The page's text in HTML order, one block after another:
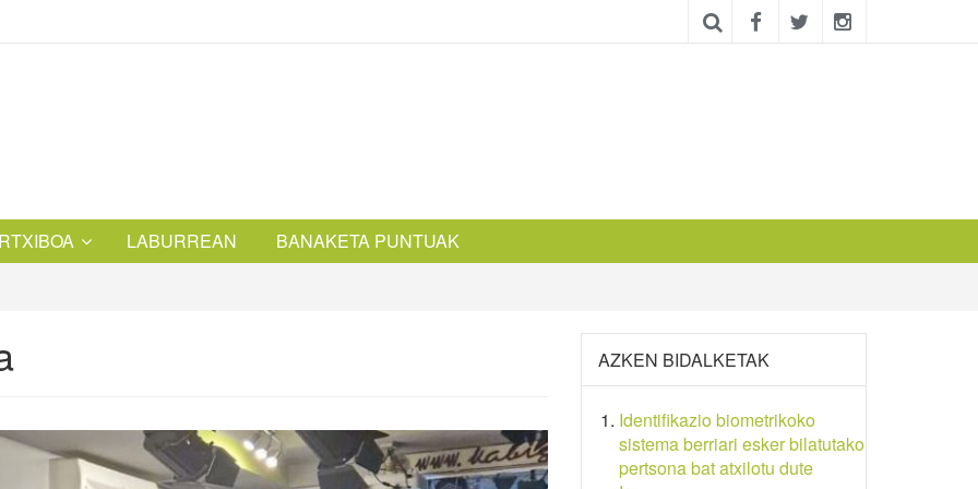
LABURREAN BANAKETA PUNTUAK
AZKEN BIDALKETAK
Identifikazio biometrikoko
sistema berriari esker bilatutako
pertsona bat atxilotu dute